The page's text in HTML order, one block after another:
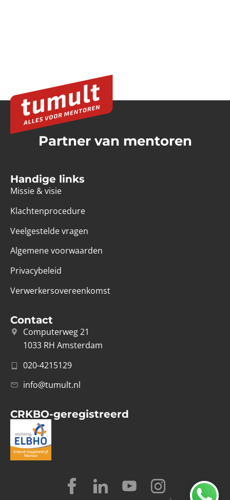
Partner van mentoren
Handige links
Missie & visie
Klachtenprocedure
Veelgestelde vragen
Algemene voorwaarden
Privacybeleid
Verwerkersovereenkomst
Contact
Computerweg 21
1033 RH Amsterdam
020-4215129
info@tumult.nl
CRKBO-geregistreerd